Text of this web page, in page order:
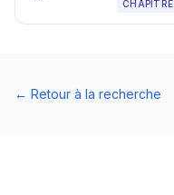
CHAPITRE
← Retour à la recherche